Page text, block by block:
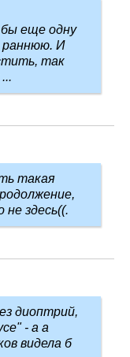
еще одну
раннюю. И
так
такая
здесь((.
диоптрий,
- а а
видела б